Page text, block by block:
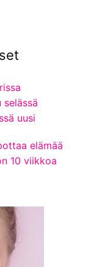
uusi
elämää
10 viikkoa